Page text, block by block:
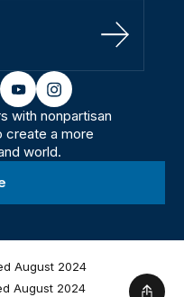
Sign Up
youtubeinstagram
with nonpartisan
create a more
world.
August 2024
August 2024